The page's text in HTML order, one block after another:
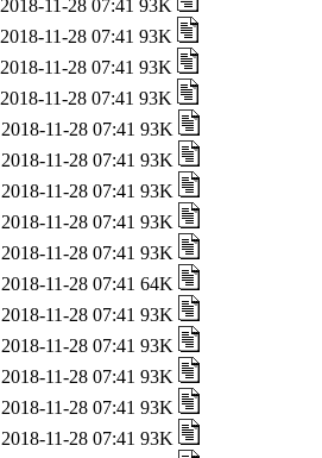
2018-11-28 07:41 93K
2018-11-28 07:41 93K
2018-11-28 07:41 93K
2018-11-28 07:41 93K
2018-11-28 07:41 93K
2018-11-28 07:41 93K
2018-11-28 07:41 93K
2018-11-28 07:41 93K
2018-11-28 07:41 93K
2018-11-28 07:41 64K
2018-11-28 07:41 93K
2018-11-28 07:41 93K
2018-11-28 07:41 93K
2018-11-28 07:41 93K
2018-11-28 07:41 93K